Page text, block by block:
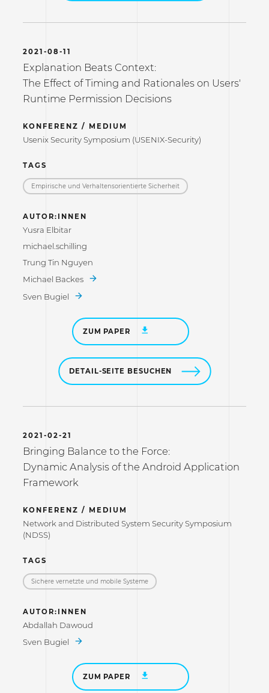
2021-08-11
Explanation Beats Context:
The Effect of Timing and Rationales on Users'
Runtime Permission Decisions
KONFERENZ / MEDIUM
Usenix Security Symposium (USENIX-Security)
TAGS
Empirische und Verhaltensorientierte Sicherheit
AUTOR:INNEN
Yusra Elbitar
michael.schilling
Trung Tin Nguyen
Michael Backes
Sven Bugiel
ZUM PAPER
DETAIL-SEITE BESUCHEN
2021-02-21
Bringing Balance to the Force:
Dynamic Analysis of the Android Application
Framework
KONFERENZ / MEDIUM
Network and Distributed System Security Symposium
(NDSS)
TAGS
Sichere vernetzte und mobile Systeme
AUTOR:INNEN
Abdallah Dawoud
Sven Bugiel
ZUM PAPER